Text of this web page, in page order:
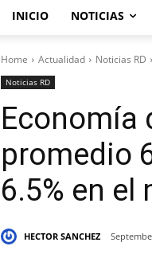
INICIO NOTICIAS
Home Actualidad Noticias RD
Noticias RD
Economía
promedio
6.5% en el
HECTOR SANCHEZ